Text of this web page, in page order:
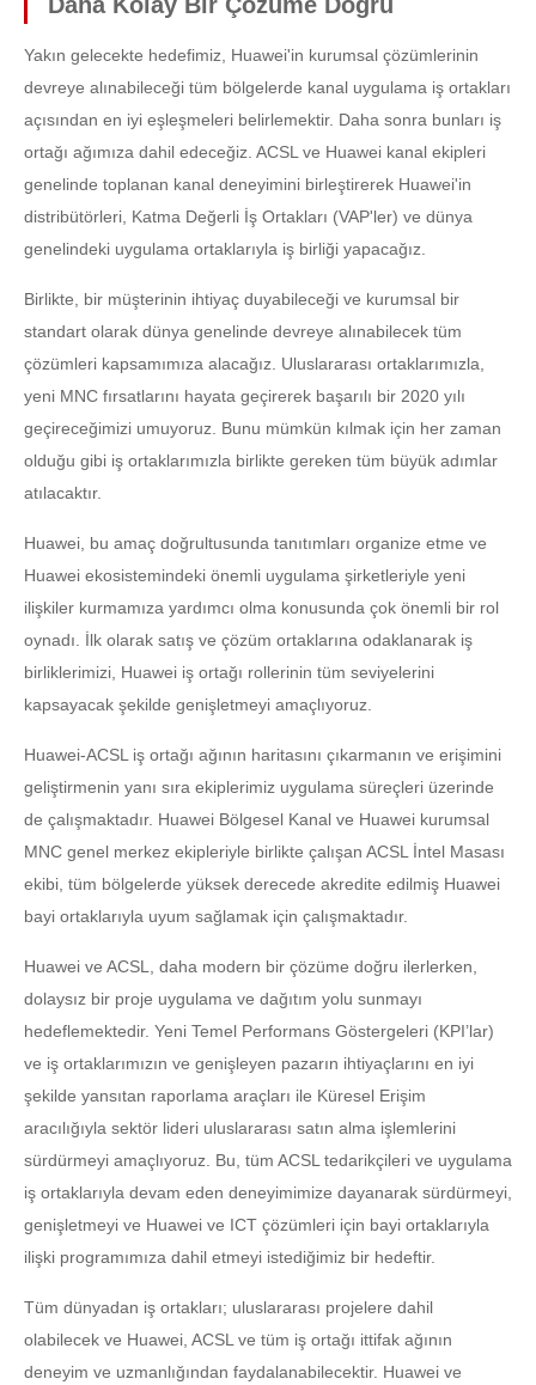
Yakın gelecekte hedefimiz, Huawei'in kurumsal çözümlerinin
devreye alınabileceği tüm bölgelerde kanal uygulama iş ortakları
açısından en iyi eşleşmeleri belirlemektir. Daha sonra bunları iş
ortağı ağımıza dahil edeceğiz. ACSL ve Huawei kanal ekipleri
genelinde toplanan kanal deneyimini birleştirerek Huawei'in
distribütörleri, Katma Değerli İş Ortakları (VAP'ler) ve dünya
genelindeki uygulama ortaklarıyla iş birliği yapacağız.
Birlikte, bir müşterinin ihtiyaç duyabileceği ve kurumsal bir
standart olarak dünya genelinde devreye alınabilecek tüm
çözümleri kapsamımıza alacağız. Uluslararası ortaklarımızla,
yeni MNC fırsatlarını hayata geçirerek başarılı bir 2020 yılı
geçireceğimizi umuyoruz. Bunu mümkün kılmak için her zaman
olduğu gibi iş ortaklarımızla birlikte gereken tüm büyük adımlar
atılacaktır.
Huawei, bu amaç doğrultusunda tanıtımları organize etme ve
Huawei ekosistemindeki önemli uygulama şirketleriyle yeni
ilişkiler kurmamıza yardımcı olma konusunda çok önemli bir rol
oynadı. İlk olarak satış ve çözüm ortaklarına odaklanarak iş
birliklerimizi, Huawei iş ortağı rollerinin tüm seviyelerini
kapsayacak şekilde genişletmeyi amaçlıyoruz.
Huawei-ACSL iş ortağı ağının haritasını çıkarmanın ve erişimini
geliştirmenin yanı sıra ekiplerimiz uygulama süreçleri üzerinde
de çalışmaktadır. Huawei Bölgesel Kanal ve Huawei kurumsal
MNC genel merkez ekipleriyle birlikte çalışan ACSL İntel Masası
ekibi, tüm bölgelerde yüksek derecede akredite edilmiş Huawei
bayi ortaklarıyla uyum sağlamak için çalışmaktadır.
Huawei ve ACSL, daha modern bir çözüme doğru ilerlerken,
dolaysız bir proje uygulama ve dağıtım yolu sunmayı
hedeflemektedir. Yeni Temel Performans Göstergeleri (KPI’lar)
ve iş ortaklarımızın ve genişleyen pazarın ihtiyaçlarını en iyi
şekilde yansıtan raporlama araçları ile Küresel Erişim
aracılığıyla sektör lideri uluslararası satın alma işlemlerini
sürdürmeyi amaçlıyoruz. Bu, tüm ACSL tedarikçileri ve uygulama
iş ortaklarıyla devam eden deneyimimize dayanarak sürdürmeyi,
genişletmeyi ve Huawei ve ICT çözümleri için bayi ortaklarıyla
ilişki programımıza dahil etmeyi istediğimiz bir hedeftir.
Tüm dünyadan iş ortakları; uluslararası projelere dahil
olabilecek ve Huawei, ACSL ve tüm iş ortağı ittifak ağının
deneyim ve uzmanlığından faydalanabilecektir. Huawei ve